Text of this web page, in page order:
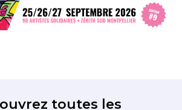
toutes les